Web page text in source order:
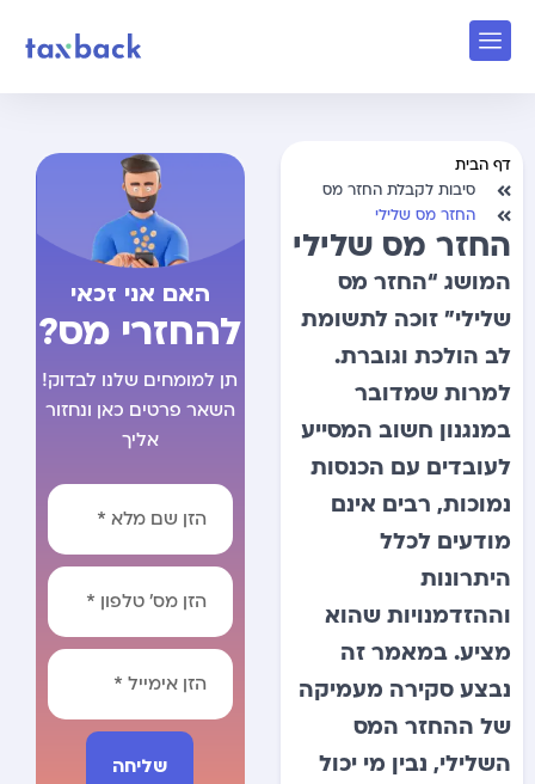
דף הבית
סיבות לקבלת החזר מס
החזר מס שלילי
החזר מס שלילי
המושג “החזר מס
שלילי” זוכה לתשומת
לב הולכת וגוברת.
למרות שמדובר
במנגנון חשוב המסייע
לעובדים עם הכנסות
נמוכות, רבים אינם
מודעים לכלל
היתרונות
וההזדמנויות שהוא
מציע. במאמר זה
נבצע סקירה מעמיקה
של ההחזר המס
השלילי, נבין מי יכול
האם אני זכאי
להחזרי מס?
תן למומחים שלנו לבדוק!
השאר פרטים כאן ונחזור
אליך
שליחה